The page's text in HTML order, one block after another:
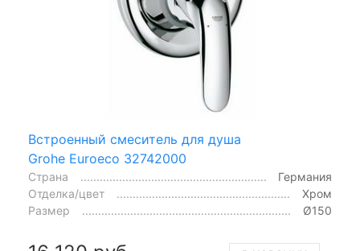
Встроенный смеситель для душа
Grohe Euroeco 32742000
Страна
Германия
Отделка/цвет
Хром
Размер
Ø150